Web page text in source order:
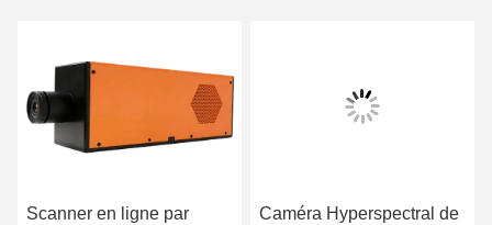
Scanner en ligne par
Caméra Hyperspectral de